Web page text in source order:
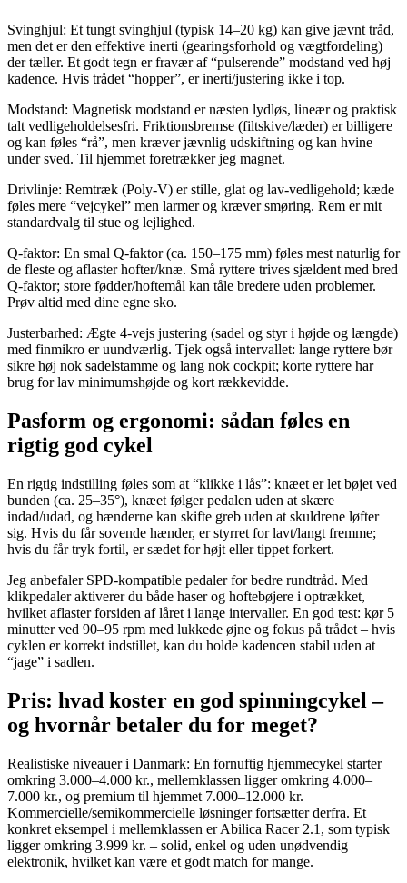
Svinghjul: Et tungt svinghjul (typisk 14–20 kg) kan give jævnt tråd,
men det er den effektive inerti (gearingsforhold og vægtfordeling)
der tæller. Et godt tegn er fravær af “pulserende” modstand ved høj
kadence. Hvis trådet “hopper”, er inerti/justering ikke i top.
Modstand: Magnetisk modstand er næsten lydløs, lineær og praktisk
talt vedligeholdelsesfri. Friktionsbremse (filtskive/læder) er billigere
og kan føles “rå”, men kræver jævnlig udskiftning og kan hvine
under sved. Til hjemmet foretrækker jeg magnet.
Drivlinje: Remtræk (Poly-V) er stille, glat og lav-vedligehold; kæde
føles mere “vejcykel” men larmer og kræver smøring. Rem er mit
standardvalg til stue og lejlighed.
Q-faktor: En smal Q-faktor (ca. 150–175 mm) føles mest naturlig for
de fleste og aflaster hofter/knæ. Små ryttere trives sjældent med bred
Q-faktor; store fødder/hoftemål kan tåle bredere uden problemer.
Prøv altid med dine egne sko.
Justerbarhed: Ægte 4-vejs justering (sadel og styr i højde og længde)
med finmikro er uundværlig. Tjek også intervallet: lange ryttere bør
sikre høj nok sadelstamme og lang nok cockpit; korte ryttere har
brug for lav minimumshøjde og kort rækkevidde.
Pasform og ergonomi: sådan føles en
rigtig god cykel
En rigtig indstilling føles som at “klikke i lås”: knæet er let bøjet ved
bunden (ca. 25–35°), knæet følger pedalen uden at skære
indad/udad, og hænderne kan skifte greb uden at skuldrene løfter
sig. Hvis du får sovende hænder, er styrret for lavt/langt fremme;
hvis du får tryk fortil, er sædet for højt eller tippet forkert.
Jeg anbefaler SPD-kompatible pedaler for bedre rundtråd. Med
klikpedaler aktiverer du både haser og hoftebøjere i optrækket,
hvilket aflaster forsiden af låret i lange intervaller. En god test: kør 5
minutter ved 90–95 rpm med lukkede øjne og fokus på trådet – hvis
cyklen er korrekt indstillet, kan du holde kadencen stabil uden at
“jage” i sadlen.
Pris: hvad koster en god spinningcykel –
og hvornår betaler du for meget?
Realistiske niveauer i Danmark: En fornuftig hjemmecykel starter
omkring 3.000–4.000 kr., mellemklassen ligger omkring 4.000–
7.000 kr., og premium til hjemmet 7.000–12.000 kr.
Kommercielle/semikommercielle løsninger fortsætter derfra. Et
konkret eksempel i mellemklassen er Abilica Racer 2.1, som typisk
ligger omkring 3.999 kr. – solid, enkel og uden unødvendig
elektronik, hvilket kan være et godt match for mange.